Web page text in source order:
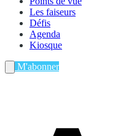
Les faiseurs
Défis
Agenda
Kiosque
M'abonner